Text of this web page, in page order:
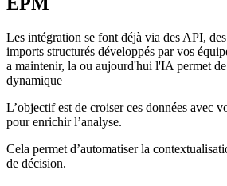
Les intégration se font déjà via des API,
imports structurés développés par vos
a maintenir, la ou aujourd'hui l'IA permet
dynamique
L’objectif est de croiser ces données avec
pour enrichir l’analyse.
Cela permet d’automatiser la
de décision.